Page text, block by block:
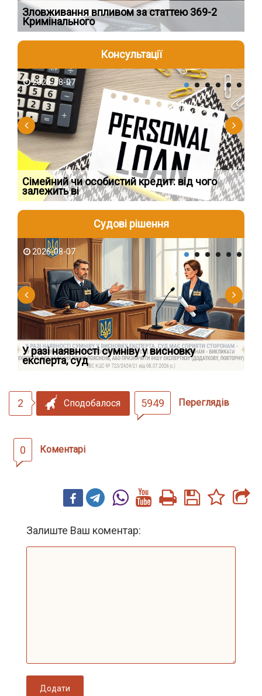
Зловживання впливом за статтею 369-2
Кримінального
Консультації
2026-08-07
Сімейний чи особистий кредит: від чого
залежить ві
Судові рішення
2026-08-07
У разі наявності сумніву у висновку
експерта, суд
2 Сподобалося 5949 Переглядів
0 Коментарі
Залиште Ваш коментар:
Додати